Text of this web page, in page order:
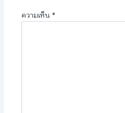
ความเห็น *